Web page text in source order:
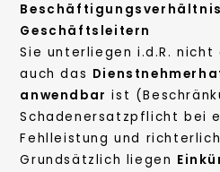
Geschäftsleitern
Sie unterliegen i.d.R. nicht
auch das
anwendbar ist
Schadenersatzpflicht bei
Fehlleistung und
Grundsätzlich liegen